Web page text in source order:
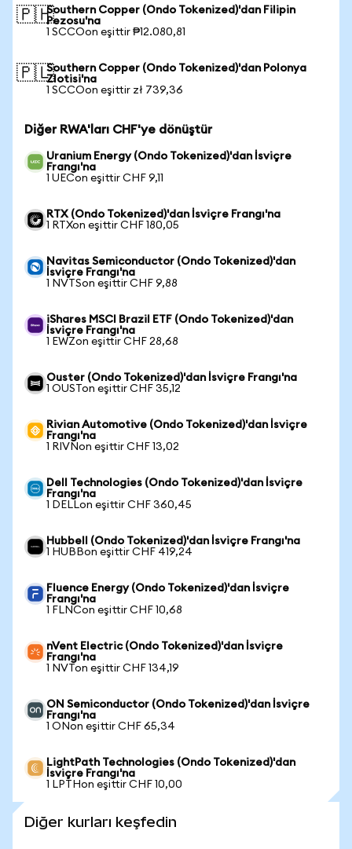
🇵🇭Southern Copper (Ondo Tokenized)'dan Filipin
Pezosu'na
1 SCCOon eşittir ₱12.080,81
🇵🇱Southern Copper (Ondo Tokenized)'dan Polonya
Zlotisi'na
1 SCCOon eşittir zł 739,36
Diğer RWA'ları CHF'ye dönüştür
Uranium Energy (Ondo Tokenized)'dan İsviçre
Frangı'na
1 UECon eşittir CHF 9,11
RTX (Ondo Tokenized)'dan İsviçre Frangı'na
1 RTXon eşittir CHF 180,05
Navitas Semiconductor (Ondo Tokenized)'dan
İsviçre Frangı'na
1 NVTSon eşittir CHF 9,88
iShares MSCI Brazil ETF (Ondo Tokenized)'dan
İsviçre Frangı'na
1 EWZon eşittir CHF 28,68
Ouster (Ondo Tokenized)'dan İsviçre Frangı'na
1 OUSTon eşittir CHF 35,12
Rivian Automotive (Ondo Tokenized)'dan İsviçre
Frangı'na
1 RIVNon eşittir CHF 13,02
Dell Technologies (Ondo Tokenized)'dan İsviçre
Frangı'na
1 DELLon eşittir CHF 360,45
Hubbell (Ondo Tokenized)'dan İsviçre Frangı'na
1 HUBBon eşittir CHF 419,24
Fluence Energy (Ondo Tokenized)'dan İsviçre
Frangı'na
1 FLNCon eşittir CHF 10,68
nVent Electric (Ondo Tokenized)'dan İsviçre
Frangı'na
1 NVTon eşittir CHF 134,19
ON Semiconductor (Ondo Tokenized)'dan İsviçre
Frangı'na
1 ONon eşittir CHF 65,34
LightPath Technologies (Ondo Tokenized)'dan
İsviçre Frangı'na
1 LPTHon eşittir CHF 10,00
Diğer kurları keşfedin